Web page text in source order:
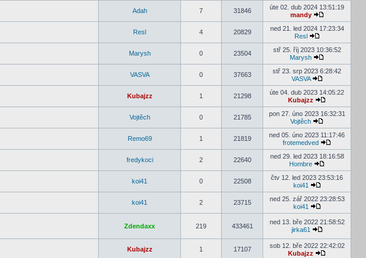
Adah 7 31846
úte 02. dub 2024 13:51:19
mandy
Resl 4 20829
ned 21. led 2024 17:23:34
Resl
Marysh 0 23504
stř 25. říj 2023 10:36:52
Marysh
VASVA 0 37663
stř 23. srp 2023 6:28:42
VASVA
Kubajzz 1 21298
úte 04. dub 2023 14:05:22
Kubajzz
Vojtěch 0 21785
pon 27. úno 2023 16:32:31
Vojtěch
Remo69 1 21819
ned 05. úno 2023 11:17:46
frotemedved
fredykoci 2 22640
ned 29. led 2023 18:16:58
Hombre
koi41 0 22508
čtv 12. led 2023 23:53:16
koi41
koi41 2 23715
ned 25. zář 2022 23:28:53
koi41
Zdendaxx 219 433461
ned 13. bře 2022 21:58:52
jirka61
Kubajzz 1 17107
sob 12. bře 2022 22:42:02
Kubajzz